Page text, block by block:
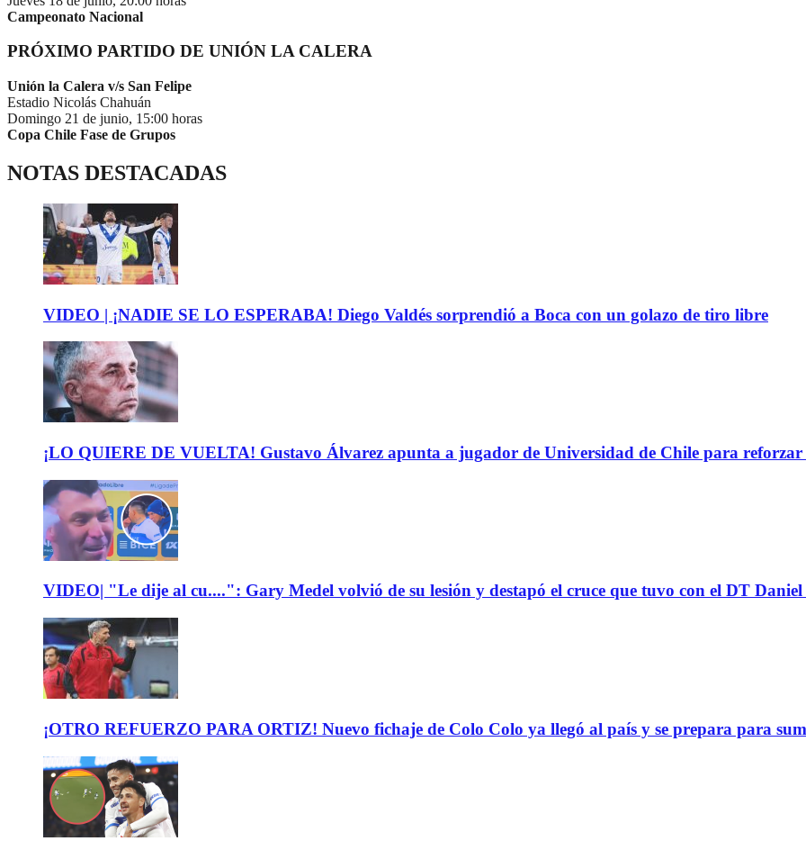
Campeonato Nacional
PRÓXIMO PARTIDO DE UNIÓN LA CALERA
Unión la Calera v/s San Felipe
Estadio Nicolás Chahuán
Domingo 21 de junio, 15:00 horas
Copa Chile Fase de Grupos
NOTAS DESTACADAS
VIDEO | ¡NADIE SE LO ESPERABA! Diego Valdés sorprendió a Boca con un golazo de tiro libre
¡LO QUIERE DE VUELTA! Gustavo Álvarez apunta a jugador de Universidad de Chile para reforzar
VIDEO| "Le dije al cu....": Gary Medel volvió de su lesión y destapó el cruce que tuvo con el DT
¡OTRO REFUERZO PARA ORTIZ! Nuevo fichaje de Colo Colo ya llegó al país y se prepara para